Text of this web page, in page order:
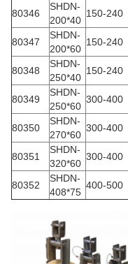
80346
SHDN-
200*40
150-240
80347
SHDN-
200*60
150-240
80348
SHDN-
250*40
150-240
80349
SHDN-
250*60
300-400
80350
SHDN-
270*60
300-400
80351
SHDN-
320*60
300-400
80352
SHDN-
408*75
400-500